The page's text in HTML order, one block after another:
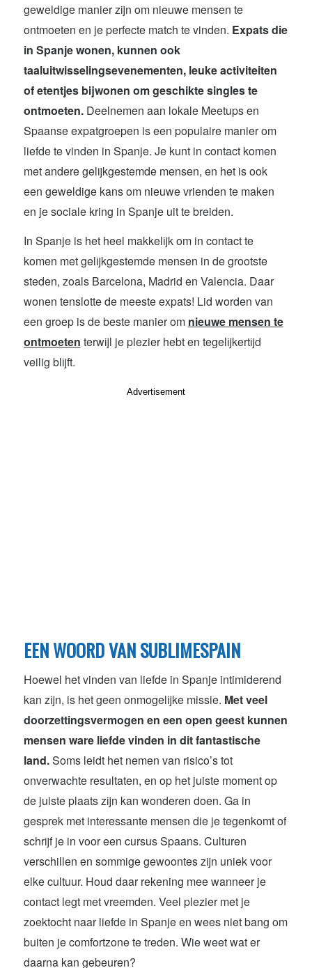
geweldige manier zijn om nieuwe mensen te
ontmoeten en je perfecte match te vinden. Expats die
in Spanje wonen, kunnen ook
taaluitwisselingsevenementen, leuke activiteiten
of etentjes bijwonen om geschikte singles te
ontmoeten.Deelnemen aan lokale Meetups en
Spaanse expatgroepen is een populaire manier om
liefde te vinden in Spanje. Je kunt in contact komen
met andere gelijkgestemde mensen, en het is ook
een geweldige kans om nieuwe vrienden te maken
en je sociale kring in Spanje uit te breiden.
In Spanje is het heel makkelijk om in contact te
komen met gelijkgestemde mensen in de grootste
steden, zoals Barcelona, Madrid en Valencia. Daar
wonen tenslotte de meeste expats! Lid worden van
een groep is de beste manier om nieuwe mensen te
ontmoeten terwijl je plezier hebt en tegelijkertijd
veilig blijft.
Advertisement
EEN WOORD VAN SUBLIMESPAIN
Hoewel het vinden van liefde in Spanje intimiderend
kan zijn, is het geen onmogelijke missie. Met veel
doorzettingsvermogen en een open geest kunnen
mensen ware liefde vinden in dit fantastische
land.Soms leidt het nemen van risico’s tot
onverwachte resultaten, en op het juiste moment op
de juiste plaats zijn kan wonderen doen. Ga in
gesprek met interessante mensen die je tegenkomt of
schrijf je in voor een cursus Spaans. Culturen
verschillen en sommige gewoontes zijn uniek voor
elke cultuur. Houd daar rekening mee wanneer je
contact legt met vreemden. Veel plezier met je
zoektocht naar liefde in Spanje en wees niet bang om
buiten je comfortzone te treden. Wie weet wat er
daarna kan gebeuren?